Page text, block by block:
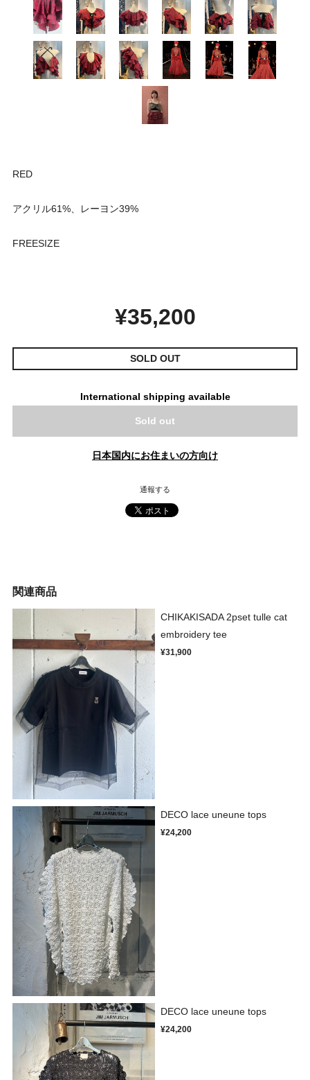
RED
アクリル61%、レーヨン39%
FREESIZE
¥35,200
SOLD OUT
International shipping available
Sold out
日本国内にお住まいの方向け
通報する
関連商品
CHIKAKISADA 2pset tulle cat
embroidery tee
¥31,900
DECO lace uneune tops
¥24,200
DECO lace uneune tops
¥24,200